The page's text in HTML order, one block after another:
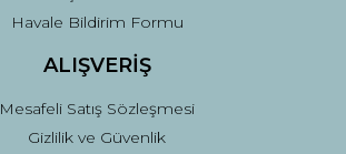
Havale Bildirim Formu
ALIŞVERİŞ
Mesafeli Satış Sözleşmesi
Gizlilik ve Güvenlik